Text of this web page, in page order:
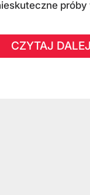
CZYTAJ DALEJ